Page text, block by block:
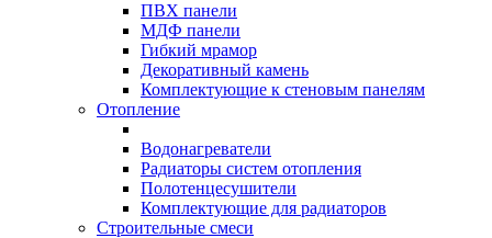
ПВХ панели
МДФ панели
Гибкий мрамор
Декоративный камень
Комплектующие к стеновым панелям
Отопление
Водонагреватели
Радиаторы систем отопления
Полотенцесушители
Комплектующие для радиаторов
Строительные смеси